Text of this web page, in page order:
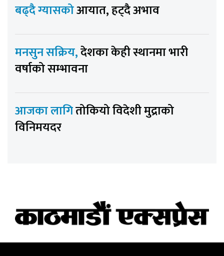
बढ्दै ग्यासकोआयात, हट्दै अभाव
मनसुन सक्रिय,देशका केही स्थानमा भारी
वर्षाको सम्भावना
आजका लागितोकियो विदेशी मुद्राको
विनिमयदर